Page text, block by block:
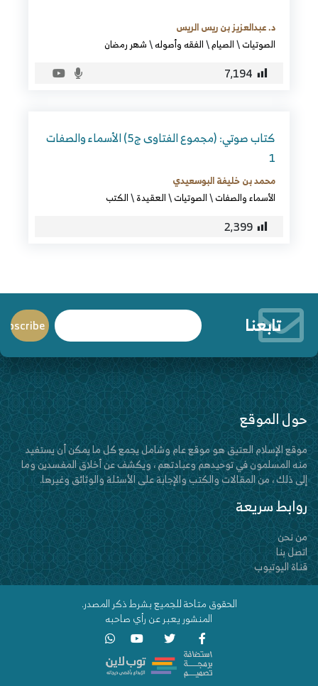
د. عبدالعزيز بن ريس الريس
الصوتيات\الصيام\الفقه وأصوله\شهر رمضان
7٬194
كتاب صوتي: (مجموع الفتاوى ج5) الأسماء والصفات
1
محمد بن خليفة البوسعيدي
الأسماء والصفات\الصوتيات\العقيدة\الكتب
2٬399
تابعنا
حول الموقع
موقع الإسلام العتيق هو موقع عام وشامل يجمع كل ما يمكن أن يستفيد
منه المسلمون في توحيدهم وعبادتهم ، ويكشف عن أخلاق المفسدين وما
إلى ذلك ، من المقالات والكتب والإجابة على الأسئلة والوثائق وغيرها.
روابط سريعة
من نحن
اتصل بنا
قناة اليوتيوب
الحقوق متاحة للجميع بشرط ذكر المصدر.
المنشور يعبر عن رأي صاحبه